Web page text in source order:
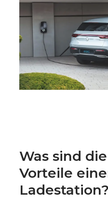
Was sind
Vorteile
Ladestation?